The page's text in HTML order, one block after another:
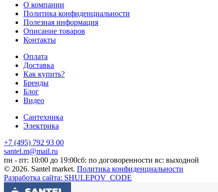
О компании
Политика конфиденциальности
Полезная информация
Описание товаров
Контакты
Оплата
Доставка
Как купить?
Бренды
Блог
Видео
Сантехника
Электрика
+7 (495) 792 93 00
santel.m@mail.ru
пн - пт: 10:00 до 19:00сб: по договоренности вс: выходной
© 2026. Santel market. Политика конфиденциальности
Разработка сайта: SHULEPOV_CODE